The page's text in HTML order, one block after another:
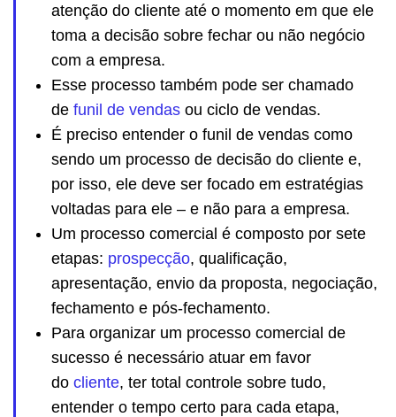
atenção do cliente até o momento em que ele
toma a decisão sobre fechar ou não negócio
com a empresa.
Esse processo também pode ser chamado
de funil de vendas ou ciclo de vendas.
É preciso entender o funil de vendas como
sendo um processo de decisão do cliente e,
por isso, ele deve ser focado em estratégias
voltadas para ele – e não para a empresa.
Um processo comercial é composto por sete
etapas: prospecção, qualificação,
apresentação, envio da proposta, negociação,
fechamento e pós-fechamento.
Para organizar um processo comercial de
sucesso é necessário atuar em favor
do cliente, ter total controle sobre tudo,
entender o tempo certo para cada etapa,